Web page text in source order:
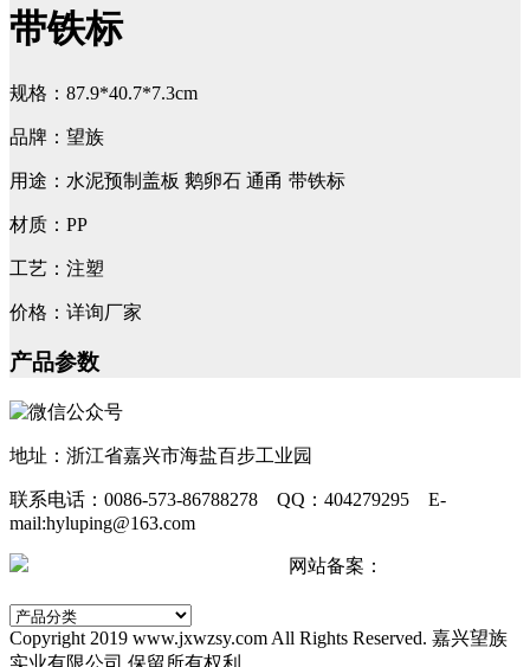
带铁标
规格：87.9*40.7*7.3cm
品牌：望族
用途：水泥预制盖板 鹅卵石 通甬 带铁标
材质：PP
工艺：注塑
价格：详询厂家
产品参数
地址：浙江省嘉兴市海盐百步工业园
联系电话：0086-573-86788278 QQ：404279295 E-
mail:hyluping@163.com
网站备案：
Copyright 2019 www.jxwzsy.com All Rights Reserved. 嘉兴望族